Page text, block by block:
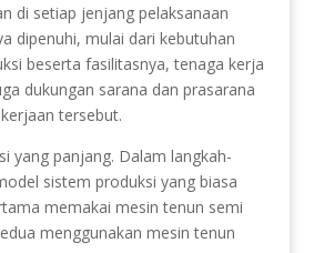
di setiap jenjang pelaksanaan
dipenuhi, mulai dari kebutuhan
beserta fasilitasnya, tenaga kerja
dukungan sarana dan prasarana
tersebut.
yang panjang. Dalam langkah-
sistem produksi yang biasa
memakai mesin tenun semi
menggunakan mesin tenun